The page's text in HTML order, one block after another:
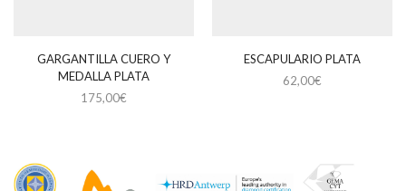
GARGANTILLA CUERO Y
MEDALLA PLATA
175,00€
ESCAPULARIO PLATA
62,00€